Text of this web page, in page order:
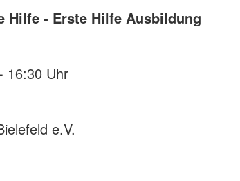
Hilfe - Erste Hilfe Ausbildung
24.10.2026 , 09:00 - 16:30 Uhr
e.V.